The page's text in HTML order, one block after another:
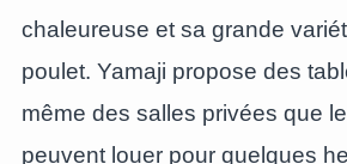
chaleureuse et sa grande
poulet. Yamaji propose des
même des salles privées que
peuvent louer pour quelques